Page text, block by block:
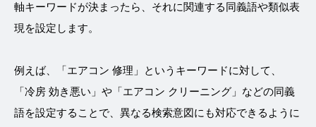
軸キーワードが決まったら、それに関連する同義語や類似表
現を設定します。
例えば、「エアコン 修理」というキーワードに対して、
「冷房 効き悪い」や「エアコン クリーニング」などの同義
語を設定することで、異なる検索意図にも対応できるように